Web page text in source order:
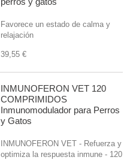
Favorece un estado de calma y
relajación
39,55 €
INMUNOFERON VET 120
COMPRIMIDOS
Inmunomodulador para Perros
y Gatos
INMUNOFERON VET - Refuerza y
optimiza la respuesta inmune - 120